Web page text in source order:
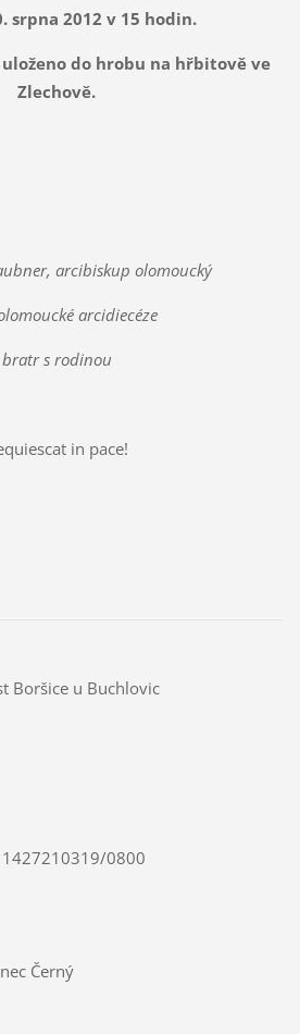
srpna 2012 v 15 hodin.
do hrobu na hřbitově ve
Zlechově.
arcibiskup olomoucký
arcidiecéze
bratr s rodinou
in pace!
Boršice u Buchlovic
0800
Černý